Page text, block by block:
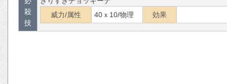
殺
技
威力/属性
40ｘ10/物理 効果